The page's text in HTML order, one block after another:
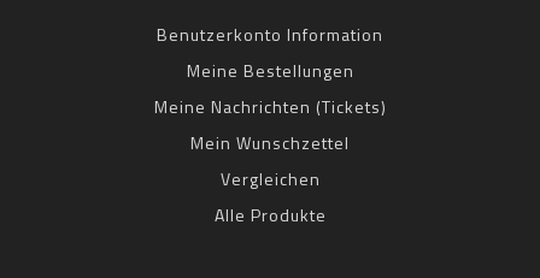
Benutzerkonto Information
Meine Bestellungen
Meine Nachrichten (Tickets)
Mein Wunschzettel
Vergleichen
Alle Produkte